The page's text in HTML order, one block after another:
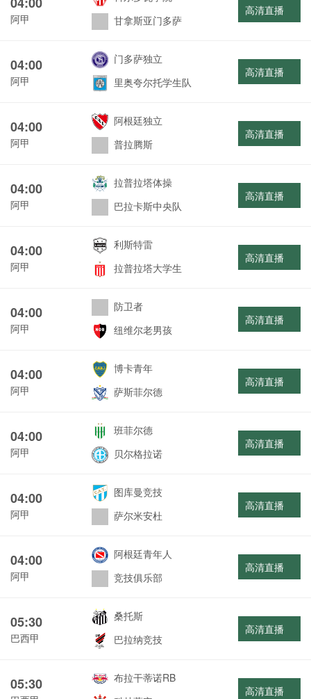
阿甲
甘拿斯亚门多萨
高清直播
04:00
阿甲
门多萨独立
里奥夸尔托学生队
高清直播
04:00
阿甲
阿根廷独立
普拉腾斯
高清直播
04:00
阿甲
拉普拉塔体操
巴拉卡斯中央队
高清直播
04:00
阿甲
利斯特雷
拉普拉塔大学生
高清直播
04:00
阿甲
防卫者
纽维尔老男孩
高清直播
04:00
阿甲
博卡青年
萨斯菲尔德
高清直播
04:00
阿甲
班菲尔德
贝尔格拉诺
高清直播
04:00
阿甲
图库曼竞技
萨尔米安杜
高清直播
04:00
阿甲
阿根廷青年人
竞技俱乐部
高清直播
05:30
巴西甲
桑托斯
巴拉纳竞技
高清直播
05:30
布拉干蒂诺RB
高清直播